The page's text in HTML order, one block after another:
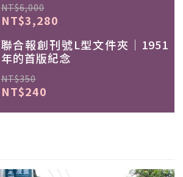
NT$6,000
NT$3,280
聯合報創刊號L型文件夾｜1951
年的首版紀念
NT$350
NT$240